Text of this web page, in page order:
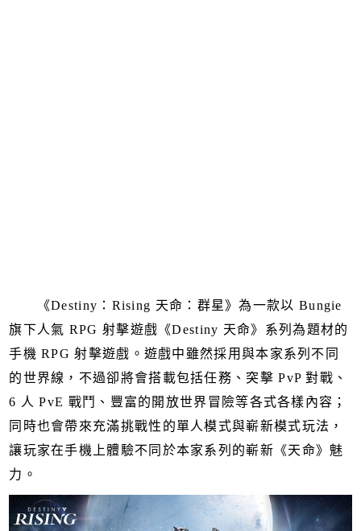
《Destiny：Rising 天命：群星》為一款以 Bungie
旗下人氣 RPG 射擊遊戲《Destiny 天命》系列為題材的
手機 RPG 射擊遊戲。遊戲中雖然採用與本家系列不同
的世界線，不過卻將會搭載包括任務、突擊 PvP 對戰、
6 人 PvE 戰鬥、豐富的開放世界冒險等各式各樣內容；
同時也會帶來充滿挑戰性的單人模式與嶄新模式玩法，
讓玩家在手機上體驗不同於本家系列的嶄新《天命》魅
力。